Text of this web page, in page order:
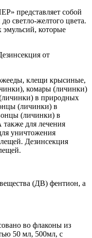
представляет собой
светло-желтого цвета.
которые
от
клещи крысиные,
комары (личинки)
в природных
(личинки) в
(личинки) в
для лечения
уничтожения
Дезинсекция
(ДВ) фентион, а
во флаконы из
50 мл, 500мл, с